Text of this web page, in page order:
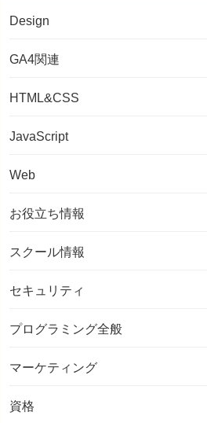
Design
GA4関連
HTML&CSS
JavaScript
Web
お役立ち情報
スクール情報
セキュリティ
プログラミング全般
マーケティング
資格